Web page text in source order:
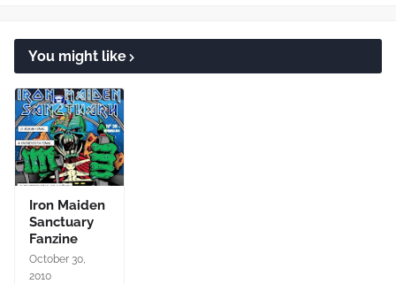
You might like
Iron Maiden
Sanctuary
Fanzine
October 30,
2010